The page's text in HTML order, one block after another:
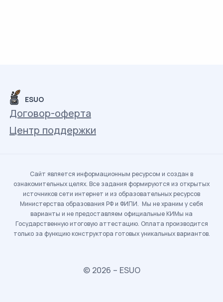
ESUO
Договор-оферта
Центр поддержки
Сайт является информационным ресурсом и создан в
ознакомительных целях. Все задания формируются из открытых
источников сети интернет и из образовательных ресурсов
Министерства образования РФ и ФИПИ. Мы не храним у себя
варианты и не предоставляем официальные КИМы на
Государственную итоговую аттестацию. Оплата производится
только за функцию конструктора готовых уникальных вариантов.
© 2026 – ESUO